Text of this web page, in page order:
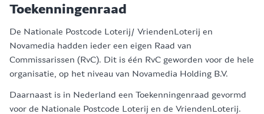
Toekenningenraad
De Nationale Postcode Loterij/ VriendenLoterij en
Novamedia hadden ieder een eigen Raad van
Commissarissen (RvC). Dit is één RvC geworden voor de hele
organisatie, op het niveau van Novamedia Holding B.V.
Daarnaast is in Nederland een Toekenningenraad gevormd
voor de Nationale Postcode Loterij en de VriendenLoterij.